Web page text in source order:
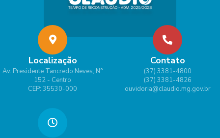
Localização
Av. Presidente Tancredo Neves, N°
152 - Centro
CEP: 35530-000
Contato
(37) 3381-4800
(37) 3381-4826
ouvidoria@claudio.mg.gov.br